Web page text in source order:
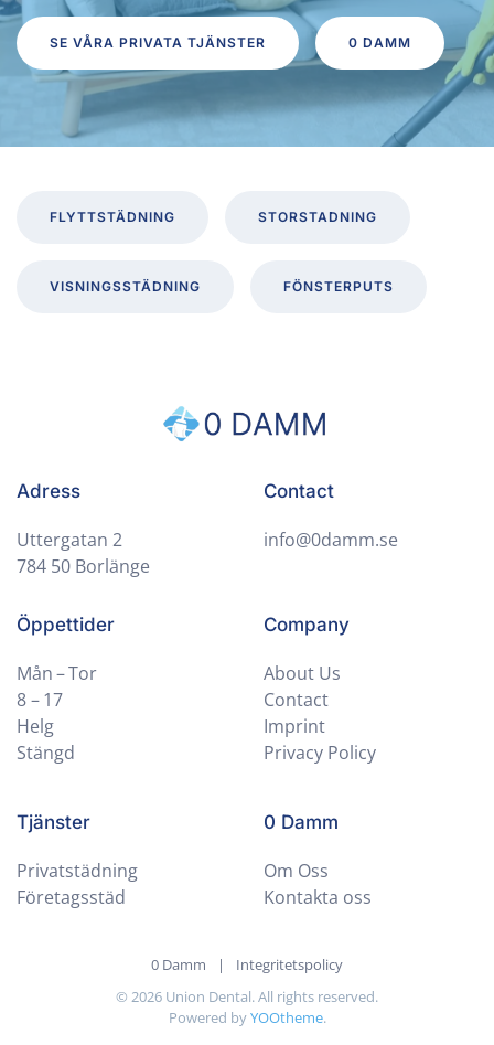
SE VÅRA PRIVATA TJÄNSTER 0 DAMM
FLYTTSTÄDNING STORSTADNING
VISNINGSSTÄDNING FÖNSTERPUTS
Adress
Uttergatan 2
784 50 Borlänge
Contact
info@0damm.se
Öppettider
Mån – Tor
8 – 17
Helg
Stängd
Company
About Us
Contact
Imprint
Privacy Policy
Tjänster
Privatstädning
Företagsstäd
0 Damm
Om Oss
Kontakta oss
0 Damm |
Integritetspolicy
© 2026 Union Dental. All rights reserved.
Powered byYOOtheme.